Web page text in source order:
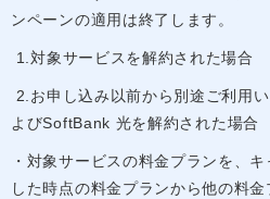
ンペーンの適用は終了します。
1.対象サービスを解約された場合
2.お申し込み以前から別途ご利用
よびSoftBank 光を解約された場合
・対象サービスの料金プランを、
した時点の料金プランから他の料